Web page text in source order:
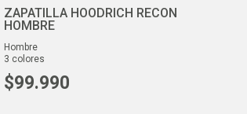
ZAPATILLA HOODRICH RECON
HOMBRE
hombre
3 colores
$99.990